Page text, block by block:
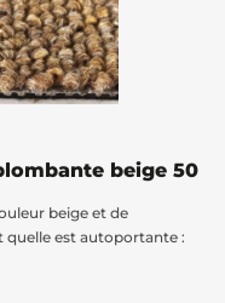
beige 50
beige et de
quelle est autoportante :